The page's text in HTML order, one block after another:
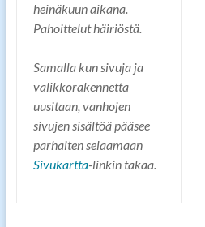
heinäkuun aikana.
Pahoittelut häiriöstä.
Samalla kun sivuja ja
valikkorakennetta
uusitaan, vanhojen
sivujen sisältöä pääsee
parhaiten selaamaan
Sivukartta-linkin takaa.